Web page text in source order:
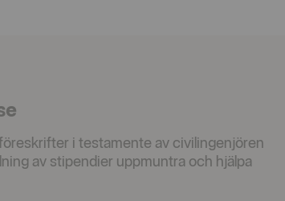
i testamente av civilingenjören
av stipendier uppmuntra och hjälpa